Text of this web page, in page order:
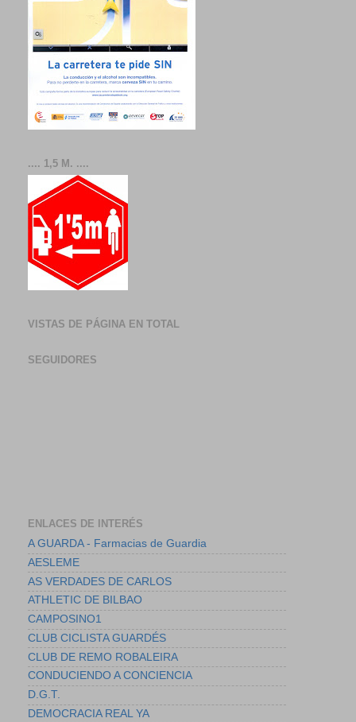
.... 1,5 M. ....
VISTAS DE PÁGINA EN TOTAL
SEGUIDORES
ENLACES DE INTERÉS
A GUARDA - Farmacias de Guardia
AESLEME
AS VERDADES DE CARLOS
ATHLETIC DE BILBAO
CAMPOSINO1
CLUB CICLISTA GUARDÉS
CLUB DE REMO ROBALEIRA
CONDUCIENDO A CONCIENCIA
D.G.T.
DEMOCRACIA REAL YA